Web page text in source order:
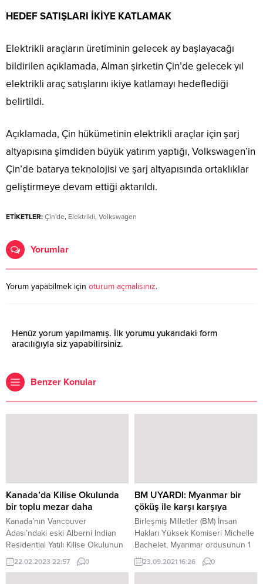
HEDEF SATIŞLARI İKİYE KATLAMAK
Elektrikli araçların üretiminin gelecek ay başlayacağı
bildirilen açıklamada, Alman şirketin Çin’de gelecek yıl
elektrikli araç satışlarını ikiye katlamayı hedeflediği
belirtildi.
Açıklamada, Çin hükümetinin elektrikli araçlar için şarj
altyapısına şimdiden büyük yatırım yaptığı, Volkswagen’in
Çin’de batarya teknolojisi ve şarj altyapısında ortaklıklar
geliştirmeye devam ettiği aktarıldı.
ETİKETLER: Çin'de, Elektrikli, Volkswagen
Yorumlar
Yorum yapabilmek için oturum açmalısınız.
Henüz yorum yapılmamış. İlk yorumu yukarıdaki form
aracılığıyla siz yapabilirsiniz.
Benzer Konular
Kanada’da Kilise Okulunda
bir toplu mezar daha
Kanada’nın Vancouver
Adası’ndaki eski Alberni Indian
Residential Yatılı Kilise Okulunun
bahçesinde, 17 mezar tespit
edildi. “İlk Millet” olarak bilinen
22.02.2023 22:57 0
BM UYARDI: Myanmar bir
çöküş ile karşı karşıya
Birleşmiş Milletler (BM) İnsan
Hakları Yüksek Komiseri Michelle
Bachelet, Myanmar ordusunun 1
Şubat’ta yönetime el koymasının
ardından 1100’den fazla kişinin
23.09.2021 16:26 0